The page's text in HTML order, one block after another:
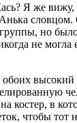
Я же вижу,
словцом.
но
не могла
высокий
костер, в
чтобы тот